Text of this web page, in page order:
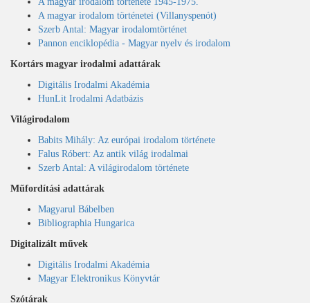
A magyar irodalom történetei (Villanyspenót)
Szerb Antal: Magyar irodalomtörténet
Pannon enciklopédia - Magyar nyelv és irodalom
Kortárs magyar irodalmi adattárak
Digitális Irodalmi Akadémia
HunLit Irodalmi Adatbázis
Világirodalom
Babits Mihály: Az európai irodalom története
Falus Róbert: Az antik világ irodalmai
Szerb Antal: A világirodalom története
Műfordítási adattárak
Magyarul Bábelben
Bibliographia Hungarica
Digitalizált művek
Digitális Irodalmi Akadémia
Magyar Elektronikus Könyvtár
Szótárak